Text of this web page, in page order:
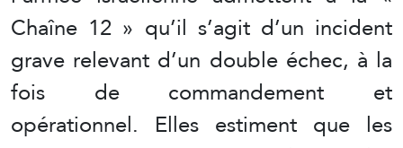
Chaîne 12 » qu’il s’agit d’un incident
grave relevant d’un double échec, à la
fois de commandement et
opérationnel. Elles estiment que les